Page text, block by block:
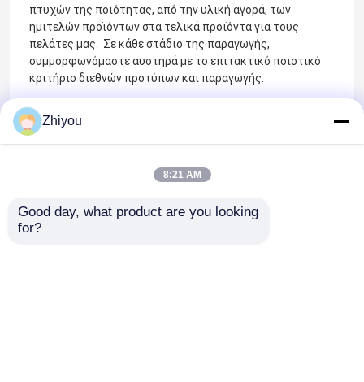
πτυχών της ποιότητας, από την υλική αγορά, των
ημιτελών προϊόντων στα τελικά προϊόντα για τους
πελάτες μας. Σε κάθε στάδιο της παραγωγής,
συμμορφωνόμαστε αυστηρά με το επιτακτικό ποιοτικό
κριτήριο διεθνών προτύπων και παραγωγής.
Εκτός από το ποιοτικό σύστημα ελέγχου, κάθε χρόνο
αγοράζουμε τα εκατομμύρια των εξοπλισμών
επιθεώρησης qulity και άλλων οργάνων για τον ποιοτικό
ποιότητα να ανατροφοδοτήσει την ομάδα για να
και τους πελάτες μας, και να διαβιβάσουμε qulickly στην
υψηλότερη διαχείρισή μας. Κατά συνέπεια, ο ποιοτικός
Zhiyou
8:21 AM
Good day, what product are you looking
for?